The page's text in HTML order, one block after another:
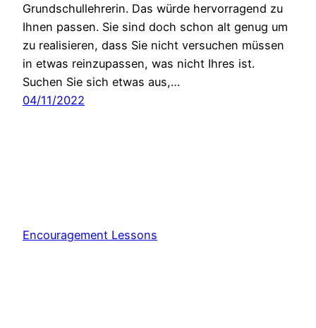
Grundschullehrerin. Das würde hervorragend zu
Ihnen passen. Sie sind doch schon alt genug um
zu realisieren, dass Sie nicht versuchen müssen
in etwas reinzupassen, was nicht Ihres ist.
Suchen Sie sich etwas aus,…
04/11/2022
Encouragement Lessons